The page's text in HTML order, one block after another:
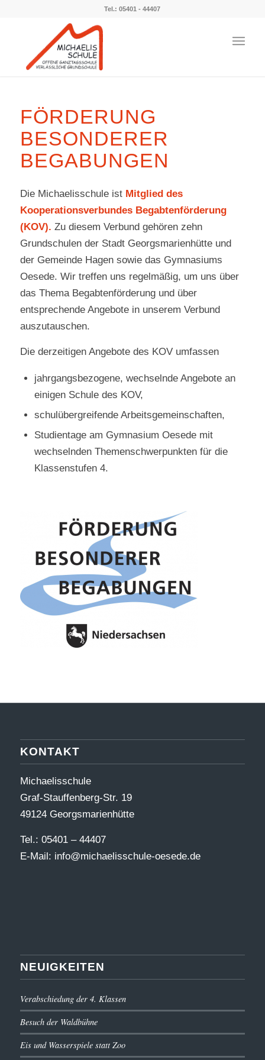
Tel.: 05401 - 44407
FÖRDERUNG
BESONDERER
BEGABUNGEN
Die Michaelisschule ist Mitglied des
Kooperationsverbundes Begabtenförderung
(KOV). Zu diesem Verbund gehören zehn
Grundschulen der Stadt Georgsmarienhütte und
der Gemeinde Hagen sowie das Gymnasiums
Oesede. Wir treffen uns regelmäßig, um uns über
das Thema Begabtenförderung und über
entsprechende Angebote in unserem Verbund
auszutauschen.
Die derzeitigen Angebote des KOV umfassen
jahrgangsbezogene, wechselnde Angebote an
einigen Schule des KOV,
schulübergreifende Arbeitsgemeinschaften,
Studientage am Gymnasium Oesede mit
wechselnden Themenschwerpunkten für die
Klassenstufen 4.
KONTAKT
Michaelisschule
Graf-Stauffenberg-Str. 19
49124 Georgsmarienhütte
Tel.: 05401 – 44407
E-Mail: info@michaelisschule-oesede.de
NEUIGKEITEN
Verabschiedung der 4. Klassen
Besuch der Waldbühne
Eis und Wasserspiele statt Zoo